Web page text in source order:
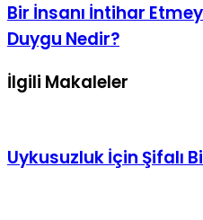
Bir İnsanı İntihar
Duygu Nedir?
İlgili Makaleler
Uykusuzluk İçin Şifalı